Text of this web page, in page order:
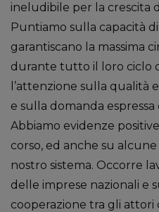
ineludibile per la crescita
Puntiamo sulla capacità
garantiscano la massima
durante tutto il loro ciclo
l’attenzione sulla qualità
e sulla domanda
Abbiamo evidenze
corso, ed anche su
nostro sistema. Occorre
delle imprese nazionali e
cooperazione tra gli attori